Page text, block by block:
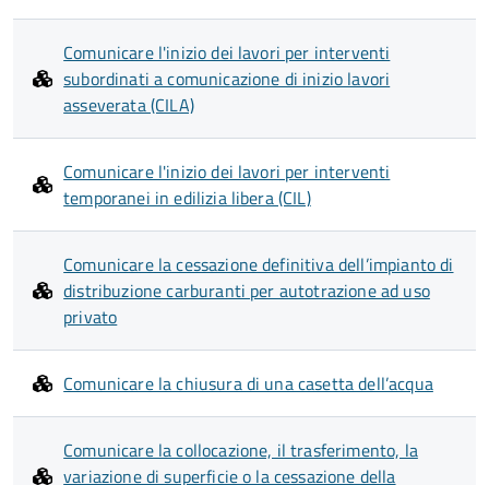
Comunicare l'inizio dei lavori per interventi
subordinati a comunicazione di inizio lavori
asseverata (CILA)
Comunicare l'inizio dei lavori per interventi
temporanei in edilizia libera (CIL)
Comunicare la cessazione definitiva dell’impianto di
distribuzione carburanti per autotrazione ad uso
privato
Comunicare la chiusura di una casetta dell’acqua
Comunicare la collocazione, il trasferimento, la
variazione di superficie o la cessazione della